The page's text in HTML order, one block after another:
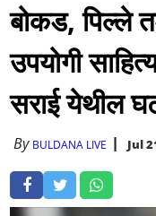
बोकड, पिल्ले
उपयोगी
सराई येथील
By BULDANA LIVE Jul